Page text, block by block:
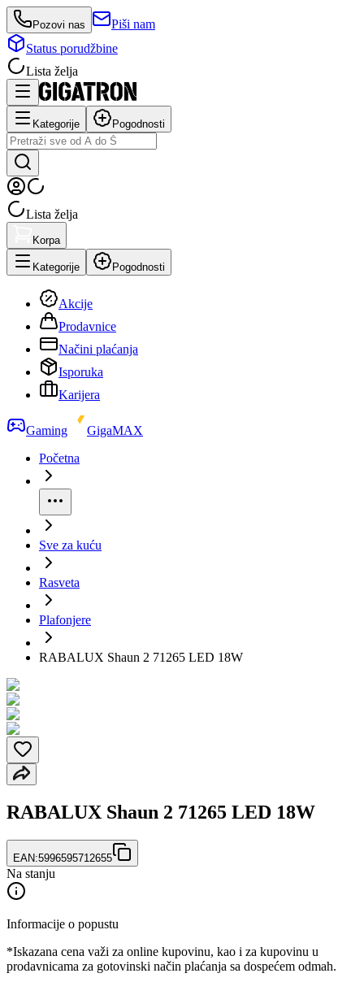
Pozovi nas
Piši nam
Status porudžbine
Lista želja
Kategorije Pogodnosti
Lista želja
Korpa
Kategorije Pogodnosti
Akcije
Prodavnice
Načini plaćanja
Isporuka
Karijera
Gaming
GigaMAX
Početna
Sve za kuću
Rasveta
Plafonjere
RABALUX Shaun 2 71265 LED 18W
RABALUX Shaun 2 71265 LED 18W
EAN:5996595712655
Na stanju
Informacije o popustu
*Iskazana cena važi za online kupovinu, kao i za kupovinu u
prodavnicama za gotovinski način plaćanja sa dospećem odmah.